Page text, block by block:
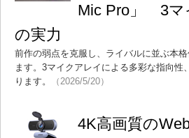
Mic Pro」 3マ
の実力
前作の弱点を克服し、ライバルに並ぶ本
ます。3マイクアレイによる多彩な指向
ります。
（2026/5/20）
4K高画質の